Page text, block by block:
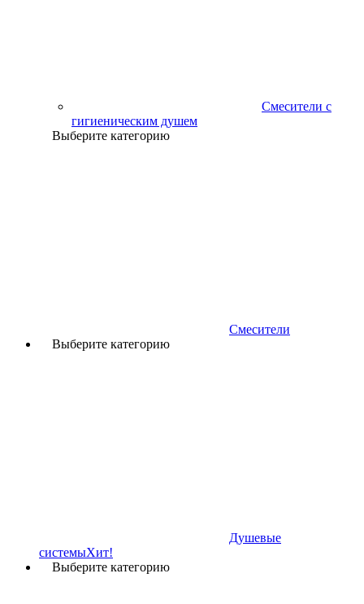
Смесители с
гигиеническим душем
Выберите категорию
Смесители
Выберите категорию
Душевые
системыХит!
Выберите категорию